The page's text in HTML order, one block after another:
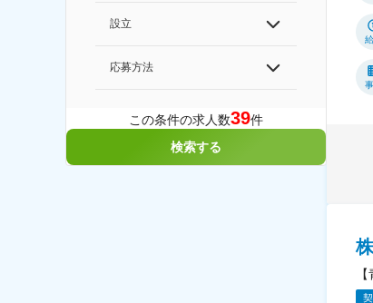
設立
応募方法
この条件の求人数39件
検索する